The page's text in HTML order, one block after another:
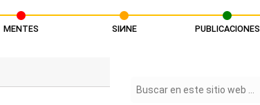
MENTES SIИNE PUBLICACIONES
Formulario de búsqueda